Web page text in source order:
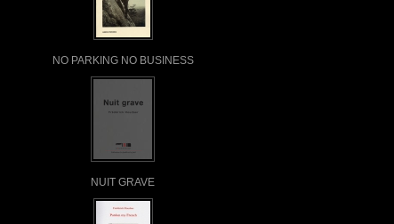
NO PARKING NO BUSINESS
NUIT GRAVE